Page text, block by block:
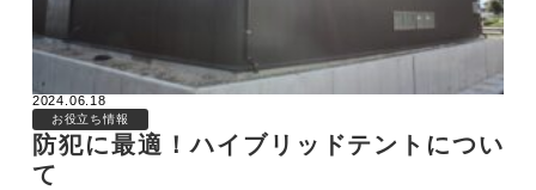
2024.06.18
お役立ち情報
防犯に最適！ハイブリッドテントについ
て